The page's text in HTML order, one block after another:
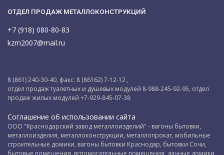
ОТДЕЛ ПРОДАЖ МЕТАЛЛОКОНСТРУКЦИЙ
+7 (918) 080-80-83
kzm2007@mail.ru
8 (861) 240-30-40, факс: 8 (86162) 7-12-12 ,
отдел продаж туалетных и душевых модулей 8-988-245-92-95, отдел
продаж жилых модулей +7-929-845-07-38
Соглашение об использовании сайта
ООО "Краснодарский завод металлоизделий" - вагоны бытовки,
металлоизделия, металлоконструкции, металлопрокат, мобильные
строительные домики, вагоны бытовки Краснодар, бытовки Сочи,
бытовые помещения, вспомогательные помещения, дачные домики,